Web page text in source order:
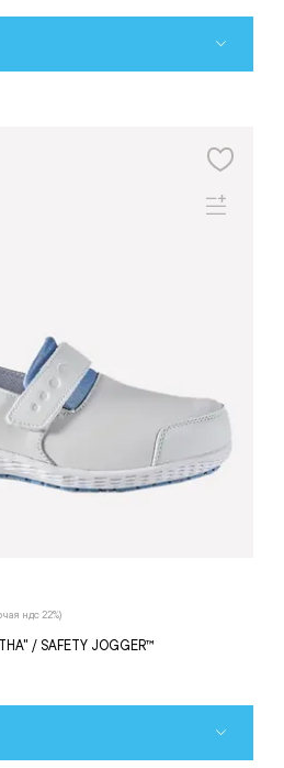
/ SAFETY JOGGER™
ндс 22%)